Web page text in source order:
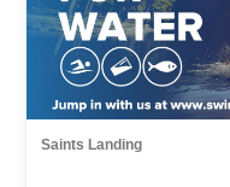
Saints Landing